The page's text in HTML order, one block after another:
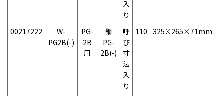
入
り
00217222
W-
PG2B(-)
PG-
2B
用
鋼
PG-
2B(-)
呼
び
寸
法
入
り
110 325×265×71mm